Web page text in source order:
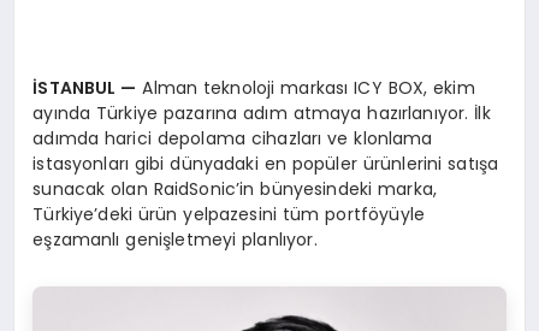
İSTANBUL — Alman teknoloji markası ICY BOX, ekim
ayında Türkiye pazarına adım atmaya hazırlanıyor. İlk
adımda harici depolama cihazları ve klonlama
istasyonları gibi dünyadaki en popüler ürünlerini satışa
sunacak olan RaidSonic’in bünyesindeki marka,
Türkiye’deki ürün yelpazesini tüm portföyüyle
eşzamanlı genişletmeyi planlıyor.